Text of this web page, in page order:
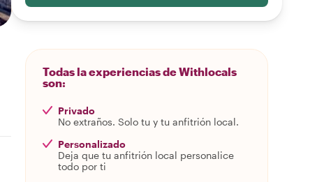
Todas la experiencias de Withlocals
son:
Privado
No extraños. Solo tu y tu anfitrión local.
Personalizado
Deja que tu anfitrión local personalice
todo por ti